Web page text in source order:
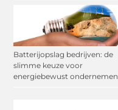
Batterijopslag bedrijven: de
slimme keuze voor
energiebewust ondernemen